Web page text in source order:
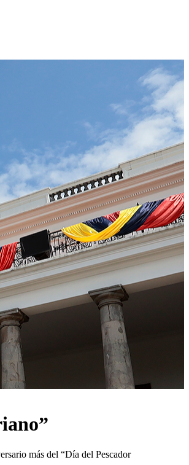
más del “Día del Pescador